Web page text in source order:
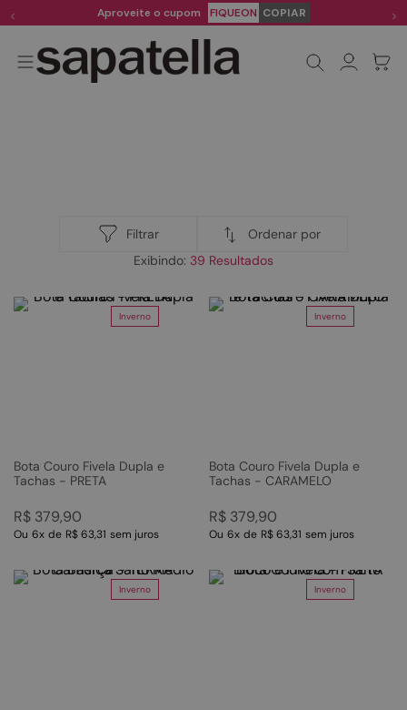
Aproveite o cupom FIQUEON COPIAR
Filtrar
Ordenar por
39
Inverno
Bota Couro Fivela Dupla e
Tachas - PRETA
R$ 379,90
Ou 6x de R$ 63,31 sem juros
Inverno
Bota Couro Fivela Dupla e
Tachas - CARAMELO
R$ 379,90
Ou 6x de R$ 63,31 sem juros
Inverno Inverno